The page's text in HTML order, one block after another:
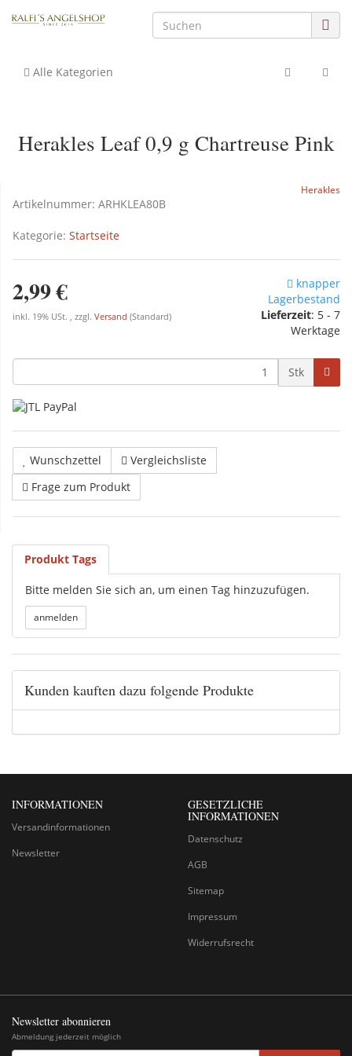
Alle Kategorien
Herakles Leaf 0,9 g Chartreuse Pink
Herakles
Artikelnummer: ARHKLEA80B
Kategorie: Startseite
2,99 €
inkl. 19% USt. , zzgl. Versand (Standard)
knapper
Lagerbestand
Lieferzeit: 5 - 7
Werktage
Stk
Wunschzettel
Vergleichsliste
Frage zum Produkt
Produkt Tags
Bitte melden Sie sich an, um einen Tag hinzuzufügen.
Kunden kauften dazu folgende Produkte
INFORMATIONEN
Versandinformationen
Newsletter
GESETZLICHE
INFORMATIONEN
Datenschutz
AGB
Sitemap
Impressum
Widerrufsrecht
Newsletter abonnieren
Abmeldung jederzeit möglich